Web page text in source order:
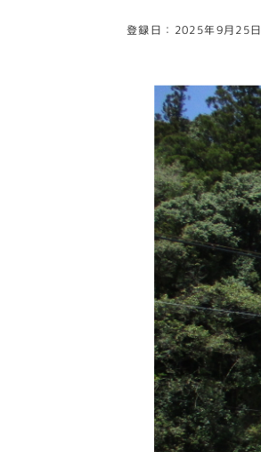
登録日：2025年9月25日